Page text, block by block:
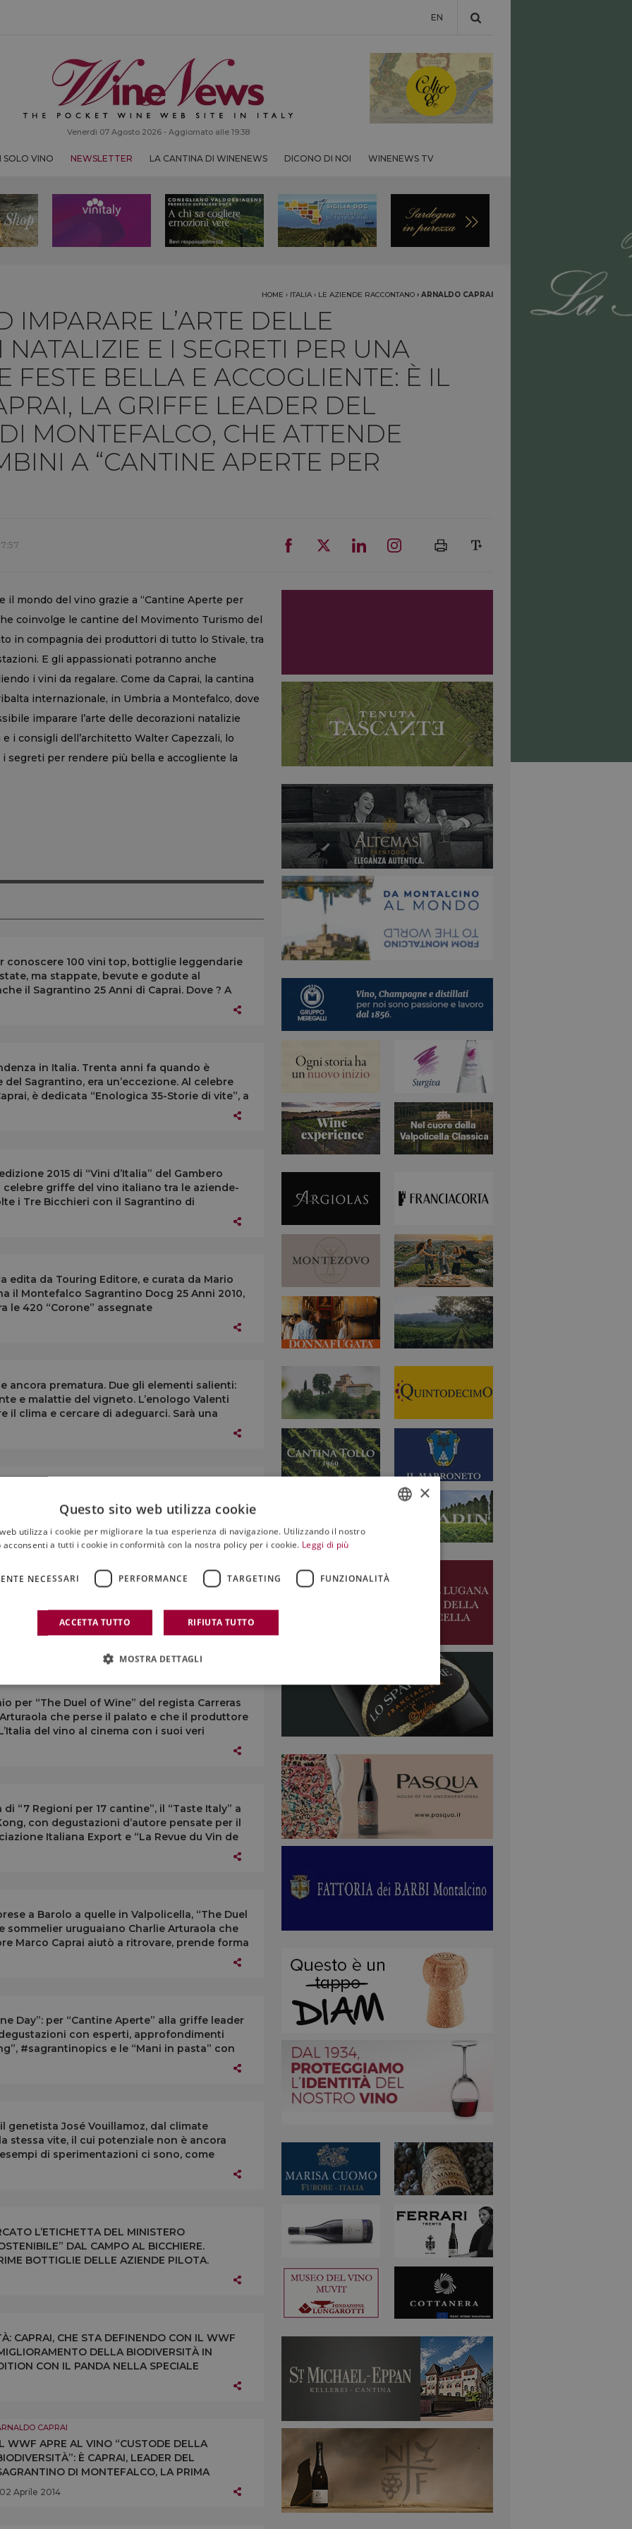
EN
Venerdì 07 Agosto 2026 - Aggiornato alle 19:38
SOLO VINO NEWSLETTER LA CANTINA DI WINENEWS DICONO DI NOI WINENEWS TV
HOME › ITALIA › LE AZIENDE RACCONTANO › ARNALDO CAPRAI
IMPARARE L’ARTE DELLE
E I SEGRETI PER UNA
FESTE BELLA E ACCOGLIENTE: È IL
LA GRIFFE LEADER DEL
MONTEFALCO, CHE ATTENDE
A “CANTINE APERTE PER
il mondo del vino grazie a “Cantine Aperte per
coinvolge le cantine del Movimento Turismo del
in compagnia dei produttori di tutto lo Stivale, tra
E gli appassionati potranno anche
i vini da regalare. Come da Caprai, la cantina
internazionale, in Umbria a Montefalco, dove
imparare l’arte delle decorazioni natalizie
i consigli dell’architetto Walter Capezzali, lo
segreti per rendere più bella e accogliente la
conoscere 100 vini top, bottiglie leggendarie
ma stappate, bevute e godute al
il Sagrantino 25 Anni di Caprai. Dove ? A
in Italia. Trenta anni fa quando è
Sagrantino, era un’eccezione. Al celebre
è dedicata “Enologica 35-Storie di vite”, a
2015 di “Vini d’Italia” del Gambero
celebre griffe del vino italiano tra le aziende-
i Tre Bicchieri con il Sagrantino di
edita da Touring Editore, e curata da Mario
il Montefalco Sagrantino Docg 25 Anni 2010,
le 420 “Corone” assegnate
ancora prematura. Due gli elementi salienti:
e malattie del vigneto. L’enologo Valenti
il clima e cercare di adeguarci. Sarà una
in Italy”: lo ha detto Caprai, ricevendo a
2014, per una volta non per il vino, ma
“re” del cashmire e dei braccialetti in
vitivinicolo a Montefalco, presidente
di Confagricoltura: cooptato in giunta
Guidi, per “portare valore aggiunto al lavoro
per “The Duel of Wine” del regista Carreras
che perse il palato e che il produttore
del vino al cinema con i suoi veri
“7 Regioni per 17 cantine”, il “Taste Italy” a
con degustazioni d’autore pensate per il
Italiana Export e “La Revue du Vin de
a Barolo a quelle in Valpolicella, “The Duel
sommelier uruguaiano Charlie Arturaola che
Marco Caprai aiutò a ritrovare, prende forma
Day”: per “Cantine Aperte” alla griffe leader
con esperti, approfondimenti
#sagrantinopics e le “Mani in pasta” con
genetista José Vouillamoz, dal climate
stessa vite, il cui potenziale non è ancora
di sperimentazioni ci sono, come
L’ETICHETTA DEL MINISTERO
DAL CAMPO AL BICCHIERE.
BOTTIGLIE DELLE AZIENDE PILOTA.
ANCHE CAPRAI HA GIÀ ADERITO
CAPRAI, CHE STA DEFINENDO CON IL WWF
DELLA BIODIVERSITÀ IN
CON IL PANDA NELLA SPECIALE
DEL BRASILE
CAPRAI
WWF APRE AL VINO “CUSTODE DELLA
È CAPRAI, LEADER DEL
DI MONTEFALCO, LA PRIMA
CANTINA ITALIANA AD AVVIARE IL PERCORSO DI
“STEWARDSHIP OF BIODIVERSITY”
02 Aprile 2014
×
Questo sito web utilizza cookie
utilizza i cookie per migliorare la tua esperienza di navigazione. Utilizzando il nostro
acconsenti a tutti i cookie in conformità con la nostra policy per i cookie. Leggi di più
NECESSARI PERFORMANCE TARGETING FUNZIONALITÀ
ACCETTA TUTTO RIFIUTA TUTTO
MOSTRA DETTAGLI